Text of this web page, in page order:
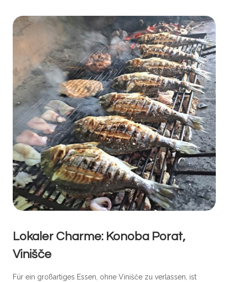
Lokaler Charme: Konoba Porat,
Vinišče
Für ein großartiges Essen, ohne Vinišče zu verlassen, ist